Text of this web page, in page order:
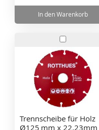
In den Warenkorb
In
den
Warenkorb
Trennscheibe für Holz
Ø125 mm x 22.23mm